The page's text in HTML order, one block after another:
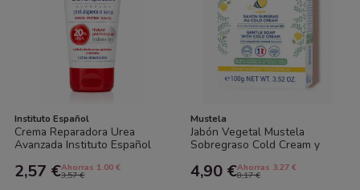
Instituto Español
Crema Reparadora Urea
Avanzada Instituto Español
para Piel...
2,57 €Ahorras 1.00 €
3,57 €
Mustela
Jabón Vegetal Mustela
Sobregraso Cold Cream y
seca
4,90 €Ahorras 3.27 €
8,17 €